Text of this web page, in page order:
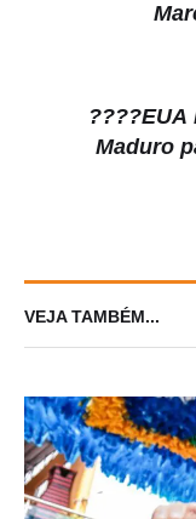
????EUA
Maduro
VEJA TAMBÉM...